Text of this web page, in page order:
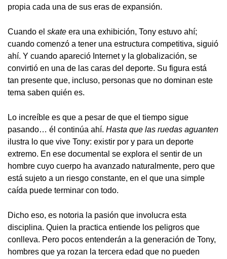
propia cada una de sus eras de expansión.
Cuando el skate era una exhibición, Tony estuvo ahí;
cuando comenzó a tener una estructura competitiva, siguió
ahí. Y cuando apareció Internet y la globalización, se
convirtió en una de las caras del deporte. Su figura está
tan presente que, incluso, personas que no dominan este
tema saben quién es.
Lo increíble es que a pesar de que el tiempo sigue
pasando… él continúa ahí. Hasta que las ruedas aguanten
ilustra lo que vive Tony: existir por y para un deporte
extremo. En ese documental se explora el sentir de un
hombre cuyo cuerpo ha avanzado naturalmente, pero que
está sujeto a un riesgo constante, en el que una simple
caída puede terminar con todo.
Dicho eso, es notoria la pasión que involucra esta
disciplina. Quien la practica entiende los peligros que
conlleva. Pero pocos entenderán a la generación de Tony,
hombres que ya rozan la tercera edad que no pueden